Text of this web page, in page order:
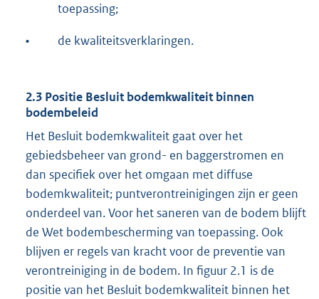
toepassing;
• de kwaliteitsverklaringen.
2.3 Positie Besluit bodemkwaliteit binnen
bodembeleid
Het Besluit bodemkwaliteit gaat over het
gebiedsbeheer van grond- en baggerstromen en
dan specifiek over het omgaan met diffuse
bodemkwaliteit; puntverontreinigingen zijn er geen
onderdeel van. Voor het saneren van de bodem blijft
de Wet bodembescherming van toepassing. Ook
blijven er regels van kracht voor de preventie van
verontreiniging in de bodem. In figuur 2.1 is de
positie van het Besluit bodemkwaliteit binnen het